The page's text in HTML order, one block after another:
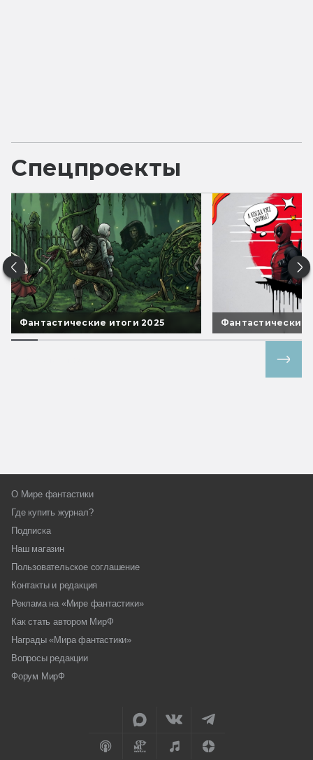
Спецпроекты
Фантастические итоги 2025 Фантастические
О Мире фантастики
Где купить журнал?
Подписка
Наш магазин
Пользовательское соглашение
Контакты и редакция
Реклама на «Мире фантастики»
Как стать автором МирФ
Награды «Мира фантастики»
Вопросы редакции
Форум МирФ